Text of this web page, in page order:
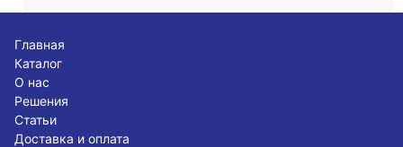
Главная
Каталог
О нас
Решения
Статьи
Доставка и оплата